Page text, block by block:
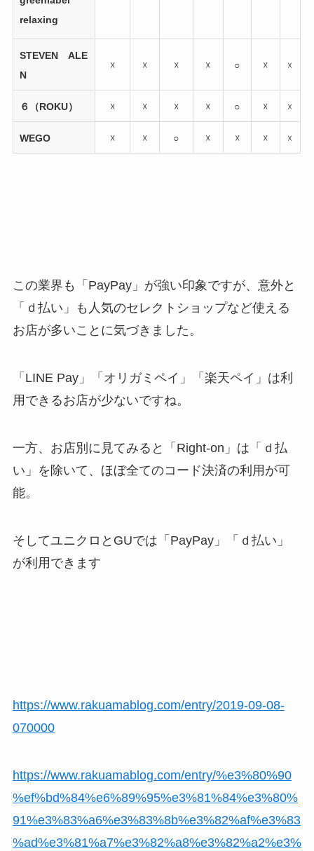
relaxing
STEVEN ALE
N
☓ ☓ ☓ ☓ ○ ☓ ☓
６（ROKU） ☓ ☓ ☓ ☓ ○ ☓ ☓
WEGO ☓ ☓ ○ ☓ ☓ ☓ ☓
この業界も「PayPay」が強い印象ですが、意外と
「ｄ払い」も人気のセレクトショップなど使える
お店が多いことに気づきました。
「LINE Pay」「オリガミペイ」「楽天ペイ」は利
用できるお店が少ないですね。
一方、お店別に見てみると「Right-on」は「ｄ払
い」を除いて、ほぼ全てのコード決済の利用が可
能。
そしてユニクロとGUでは「PayPay」「ｄ払い」
が利用できます
https://www.rakuamablog.com/entry/2019-09-08-
070000
https://www.rakuamablog.com/entry/%e3%80%90
%ef%bd%84%e6%89%95%e3%81%84%e3%80%
91%e3%83%a6%e3%83%8b%e3%82%af%e3%83
%ad%e3%81%a7%e3%82%a8%e3%82%a2%e3%